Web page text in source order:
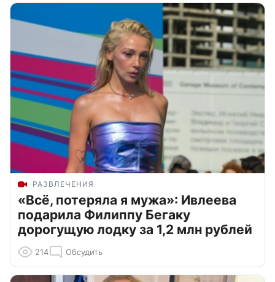
РАЗВЛЕЧЕНИЯ
«Всё, потеряла я мужа»: Ивлеева
подарила Филиппу Бегаку
дорогущую лодку за 1,2 млн рублей
214 Обсудить